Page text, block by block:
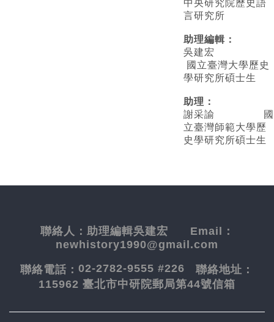
中央研究院歷史語
言研究所
助理編輯：
吳建宏
國立臺灣大學歷史
學研究所碩士生
助理：
謝采諭
國
立臺灣師範大學歷
史學研究所碩士生
聯絡人： 助理編輯吳建宏 Email：
newhistory1990@gmail.com
聯絡電話： 02-2782-9555 #226 聯絡地址：
115962 臺北市中研院郵局第44號信箱